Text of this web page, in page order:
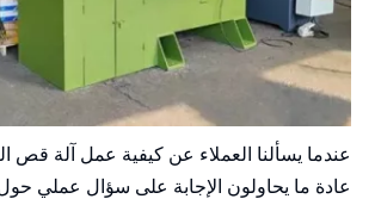
عندما يسألنا العملاء عن كيفية عمل آلة قص
عادة ما يحاولون الإجابة على سؤال عملي حول